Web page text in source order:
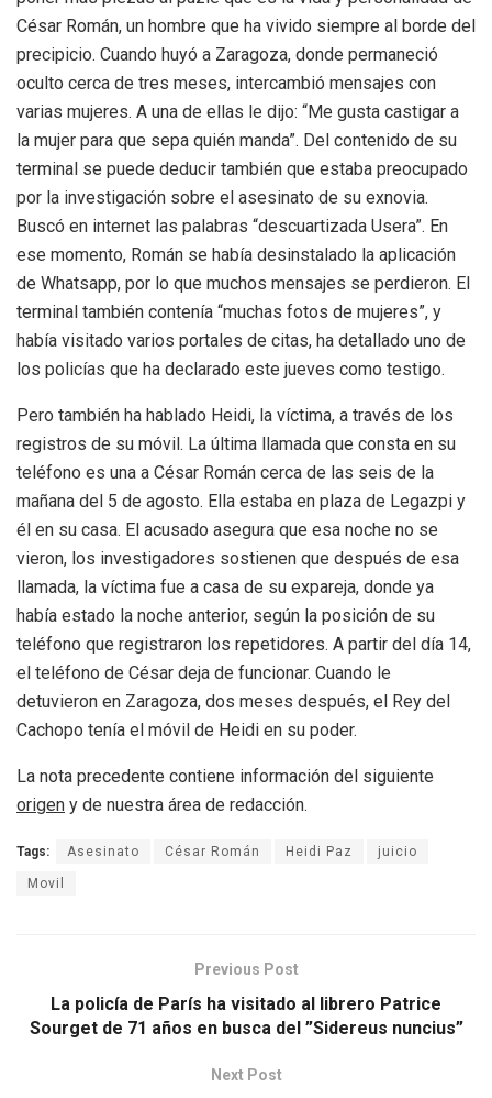
César Román, un hombre que ha vivido siempre al borde del
precipicio. Cuando huyó a Zaragoza, donde permaneció
oculto cerca de tres meses, intercambió mensajes con
varias mujeres. A una de ellas le dijo: “Me gusta castigar a
la mujer para que sepa quién manda”. Del contenido de su
terminal se puede deducir también que estaba preocupado
por la investigación sobre el asesinato de su exnovia.
Buscó en internet las palabras “descuartizada Usera”. En
ese momento, Román se había desinstalado la aplicación
de Whatsapp, por lo que muchos mensajes se perdieron. El
terminal también contenía “muchas fotos de mujeres”, y
había visitado varios portales de citas, ha detallado uno de
los policías que ha declarado este jueves como testigo.
Pero también ha hablado Heidi, la víctima, a través de los
registros de su móvil. La última llamada que consta en su
teléfono es una a César Román cerca de las seis de la
mañana del 5 de agosto. Ella estaba en plaza de Legazpi y
él en su casa. El acusado asegura que esa noche no se
vieron, los investigadores sostienen que después de esa
llamada, la víctima fue a casa de su expareja, donde ya
había estado la noche anterior, según la posición de su
teléfono que registraron los repetidores. A partir del día 14,
el teléfono de César deja de funcionar. Cuando le
detuvieron en Zaragoza, dos meses después, el Rey del
Cachopo tenía el móvil de Heidi en su poder.
La nota precedente contiene información del siguiente
origen y de nuestra área de redacción.
Tags: Asesinato César Román Heidi Paz juicio
Movil
Previous Post
La policía de París ha visitado al librero Patrice
Sourget de 71 años en busca del ”Sidereus nuncius”
Next Post